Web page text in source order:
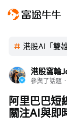
港股AI「雙
港股窩輪
參與了話題 ·
阿里巴巴短
關注AI與即